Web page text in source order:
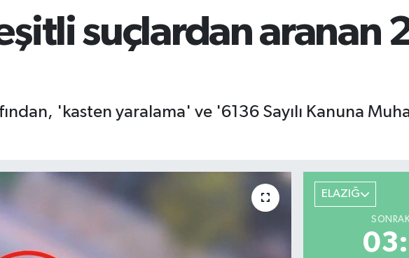
13.887
%64
BITCOIN
suçlardan aranan
'kasten yaralama' ve '6136 Sayılı Kanuna
ELAZIĞ